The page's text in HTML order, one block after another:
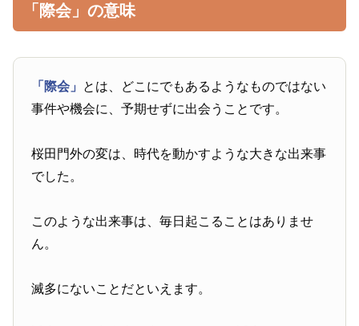
「際会」の意味
「際会」 とは、どこにでもあるようなものではない
事件や機会に、予期せずに出会うことです。
桜田門外の変は、時代を動かすような大きな出来事
でした。
このような出来事は、毎日起こることはありませ
ん。
滅多にないことだといえます。